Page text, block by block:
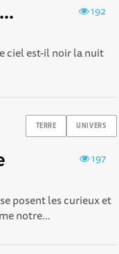
192
ciel est-il noir la nuit
TERRE UNIVERS
197
posent les curieux et
notre...